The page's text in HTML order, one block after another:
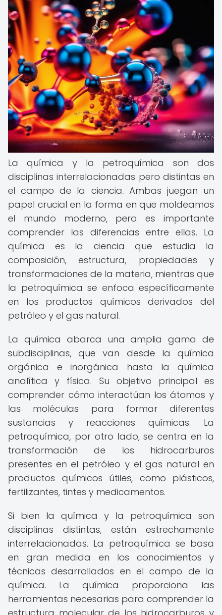
La química y la petroquímica son dos
disciplinas interrelacionadas pero distintas en
el campo de la ciencia. Ambas juegan un
papel crucial en la forma en que moldeamos
el mundo moderno, pero es importante
comprender las diferencias entre ellas. La
química es la ciencia que estudia la
composición, estructura, propiedades y
transformaciones de la materia, mientras que
la petroquímica se enfoca específicamente
en los productos químicos derivados del
petróleo y el gas natural.
La química abarca una amplia gama de
subdisciplinas, que van desde la química
orgánica e inorgánica hasta la química
analítica y física. Su objetivo principal es
comprender cómo interactúan los átomos y
las moléculas para formar diferentes
sustancias y reacciones químicas. La
petroquímica, por otro lado, se centra en la
transformación de los hidrocarburos
presentes en el petróleo y el gas natural en
productos químicos útiles, como plásticos,
fertilizantes, tintes y medicamentos.
Si bien la química y la petroquímica son
disciplinas distintas, están estrechamente
interrelacionadas. La petroquímica se basa
en gran medida en los conocimientos y
técnicas desarrollados en el campo de la
química. La química proporciona las
herramientas necesarias para comprender la